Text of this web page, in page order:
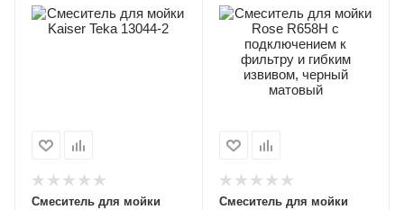
Cмеситель для мойки
Смеситель для мойки